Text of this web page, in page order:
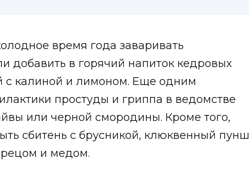
время года заваривать
добавить в горячий напиток кедровых
с калиной и лимоном. Еще одним
простуды и гриппа в ведомстве
или черной смородины. Кроме того,
сбитень с брусникой, клюквенный пунш
и медом.